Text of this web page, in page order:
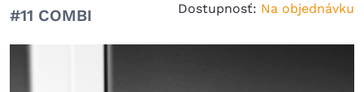
#11 COMBI Dostupnosť: Na objednávku